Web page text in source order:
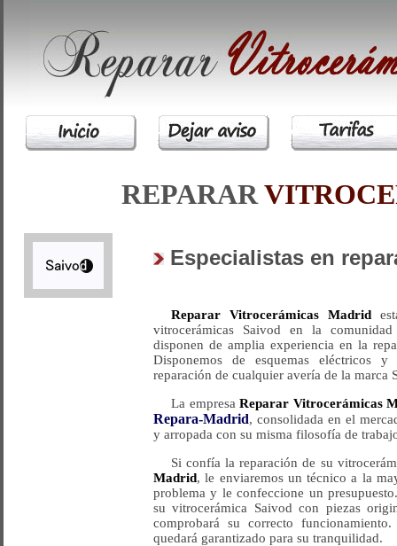
REPARAR
Especialistas en
Reparar Vitrocerámicas Madrid
vitrocerámicas Saivod en la
disponen de amplia experiencia en la
Disponemos de esquemas eléctricos
reparación de cualquier avería de la marca
La empresaReparar Vitrocerámicas
Repara-Madrid, consolidada en el
y arropada con su misma filosofía de
Si confía la reparación de su
Madrid, le enviaremos un técnico a la
problema y le confeccione un
su vitrocerámica Saivod con piezas
comprobará su correcto
quedará garantizado para su tranquilidad.